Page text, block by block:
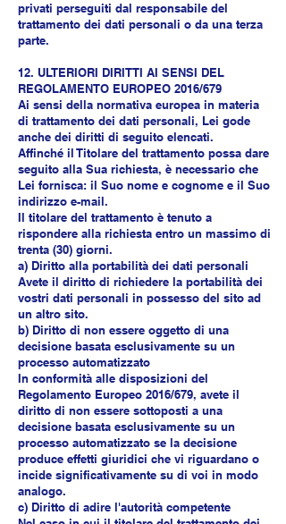
privati perseguiti dal responsabile del
trattamento dei dati personali o da una terza
parte.
12. ULTERIORI DIRITTI AI SENSI DEL
REGOLAMENTO EUROPEO 2016/679
Ai sensi della normativa europea in materia
di trattamento dei dati personali, Lei gode
anche dei diritti di seguito elencati.
Affinché il Titolare del trattamento possa dare
seguito alla Sua richiesta, è necessario che
Lei fornisca: il Suo nome e cognome e il Suo
indirizzo e-mail.
Il titolare del trattamento è tenuto a
rispondere alla richiesta entro un massimo di
trenta (30) giorni.
a) Diritto alla portabilità dei dati personali
Avete il diritto di richiedere la portabilità dei
vostri dati personali in possesso del sito ad
un altro sito.
b) Diritto di non essere oggetto di una
decisione basata esclusivamente su un
processo automatizzato
In conformità alle disposizioni del
Regolamento Europeo 2016/679, avete il
diritto di non essere sottoposti a una
decisione basata esclusivamente su un
processo automatizzato se la decisione
produce effetti giuridici che vi riguardano o
incide significativamente su di voi in modo
analogo.
c) Diritto di adire l'autorità competente